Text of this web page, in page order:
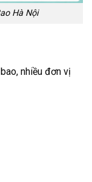
Hà Nội
nhiều đơn vị